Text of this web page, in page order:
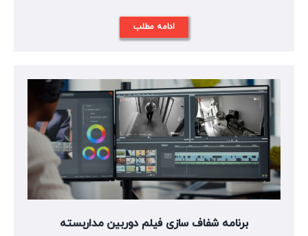
ادامه مطلب
برنامه شفاف سازی فیلم دوربین مداربسته